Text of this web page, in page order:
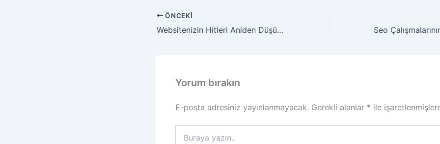
ÖNCEKI
Websitenizin Hitleri Aniden Düşüyorsa Ne Yapmalısınız?
Yorum bırakın
E-posta adresiniz yayınlanmayacak. Gerekli alanlar * ile
yazın..